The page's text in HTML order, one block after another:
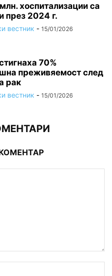
хоспитализации са
през 2024 г.
вестник - 15/01/2026
70%
преживяемост след
рак
вестник - 15/01/2026